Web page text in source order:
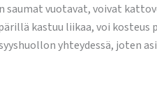
saumat vuotavat, voivat
kastuu liikaa, voi kosteus
yhteydessä, joten